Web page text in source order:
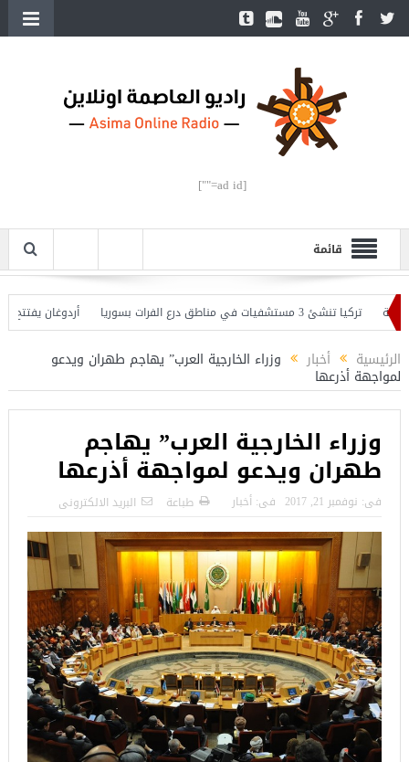
[ad id=""]
قائمة
تركيا تنشئ 3 مستشفيات في مناطق درع الفرات بسوريا
أردوغان يفتتح القسم
الرئيسية أخبار وزراء الخارجية العرب” يهاجم طهران ويدعو
لمواجهة أذرعها
وزراء الخارجية العرب” يهاجم
طهران ويدعو لمواجهة أذرعها
فى: نوفمبر 21, 2017 فى: أخبار طباعة البريد الالكترونى